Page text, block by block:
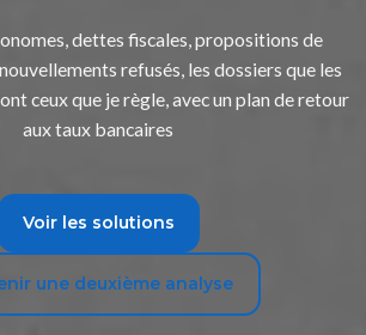
dettes fiscales, propositions de
refusés, les dossiers que les
ceux que je règle, avec un plan de retour
aux taux bancaires
Voir les solutions
une deuxième analyse